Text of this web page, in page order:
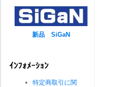
新品 SiGaN
ｲﾝﾌｫﾒｰｼｮﾝ
特定商取引に関